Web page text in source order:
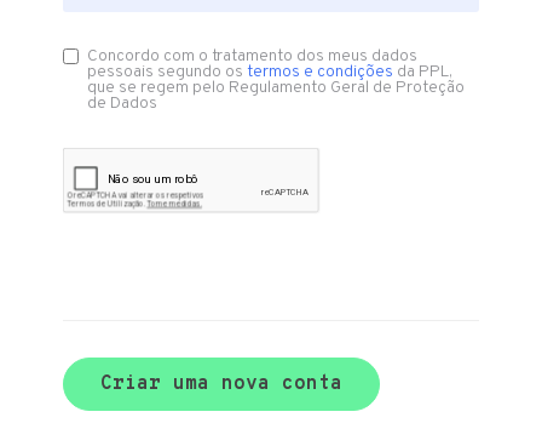
Concordo com o tratamento dos meus dados
pessoais segundo ostermos e condições da PPL,
que se regem pelo Regulamento Geral de Proteção
de Dados
Criar uma nova conta